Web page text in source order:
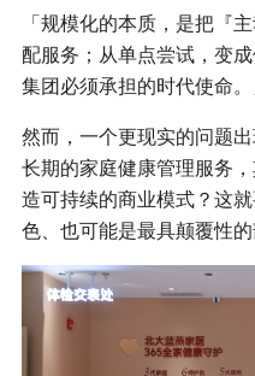
「规模化的本质，是把『
配服务；从单点尝试，变
集团必须承担的时代使命。
然而，一个更现实的问题
长期的家庭健康管理服务
造可持续的商业模式？这
色、也可能是最具颠覆性